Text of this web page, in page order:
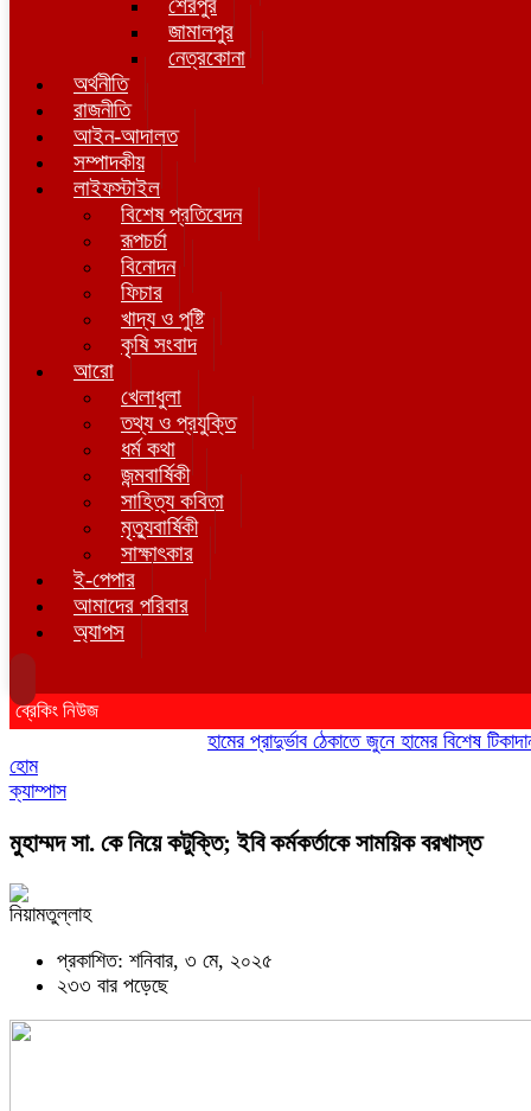
শেরপুর
জামালপুর
নেত্রকোনা
অর্থনীতি
রাজনীতি
আইন-আদালত
সম্পাদকীয়
লাইফস্টাইল
বিশেষ প্রতিবেদন
রূপচর্চা
বিনোদন
ফিচার
খাদ্য ও পুষ্টি
কৃষি সংবাদ
আরো
খেলাধুলা
তথ্য ও প্রযুক্তি
ধর্ম কথা
জন্মবার্ষিকী
সাহিত্য কবিতা
মৃত্যুবার্ষিকী
সাক্ষাৎকার
ই-পেপার
আমাদের পরিবার
অ্যাপস
ব্রেকিং নিউজ
হামের প্রাদুর্ভাব ঠেকাতে জুনে হামের বিশেষ টিকাদান;
হোম
ক্যাম্পাস
মুহাম্মদ সা. কে নিয়ে কটুক্তি; ইবি কর্মকর্তাকে সাময়িক বরখাস্ত
নিয়ামতুল্লাহ
প্রকাশিত: শনিবার, ৩ মে, ২০২৫
২৩৩ বার পড়েছে